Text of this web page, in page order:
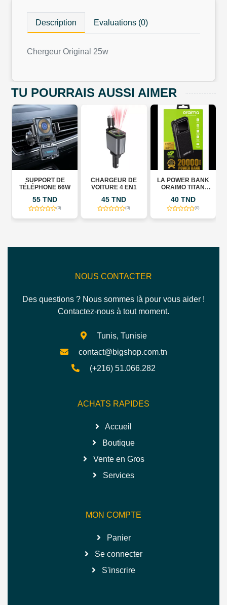
Description Evaluations (0)
Chergeur Original 25w
TU POURRAIS AUSSI AIMER
SUPPORT DE
TÉLÉPHONE 66W
55 TND
(0)
CHARGEUR DE
VOITURE 4 EN1
45 TND
(0)
LA POWER BANK
ORAIMO TITAN
40 TND
(0)
NOUS CONTACTER
Des questions ? Nous sommes là pour vous aider !
Contactez-nous à tout moment.
Tunis, Tunisie
contact@bigshop.com.tn
(+216) 51.066.282
ACHATS RAPIDES
Accueil
Boutique
Vente en Gros
Services
MON COMPTE
Panier
Se connecter
S'inscrire